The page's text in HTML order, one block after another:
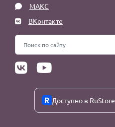
МАКС
ВКонтакте
Доступно в RuStore